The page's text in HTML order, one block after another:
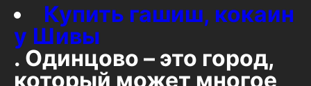
Купить гашиш, кокаин
у Шивы
. Одинцово – это город,
который может многое